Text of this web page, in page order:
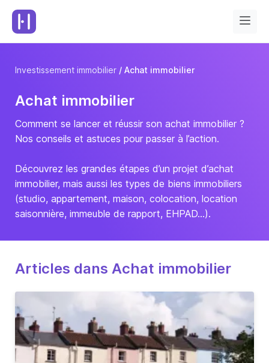
Investissement immobilier Achat immobilier
Achat immobilier
Comment se lancer et réussir son achat immobilier ?
Nos conseils et astuces pour passer à l’action.
Découvrez les grandes étapes d’un projet d’achat
immobilier, mais aussi les types de biens immobiliers
(studio, appartement, maison, colocation, location
saisonnière, immeuble de rapport, EHPAD…).
Articles dans Achat immobilier